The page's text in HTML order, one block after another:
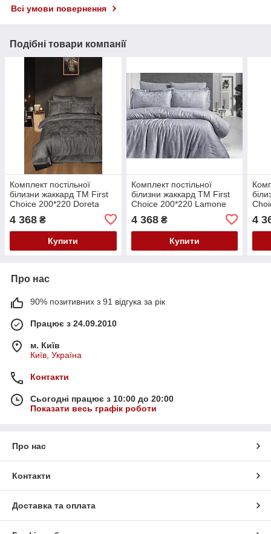
Всі умови повернення
Подібні товари компанії
Комплект постільної
білизни жаккард ТМ First
Choice 200*220 Doreta
4 368 ₴
Купити
Комплект постільної
білизни жаккард ТМ First
Choice 200*220 Lamone
4 368₴
Купити
4
Про нас
90% позитивних з 91 відгука за рік
Працює з 24.09.2010
м. Київ
Київ, Україна
Контакти
Сьогодні працює з 10:00 до 20:00
Показати весь графік роботи
Про нас
Контакти
Доставка та оплата